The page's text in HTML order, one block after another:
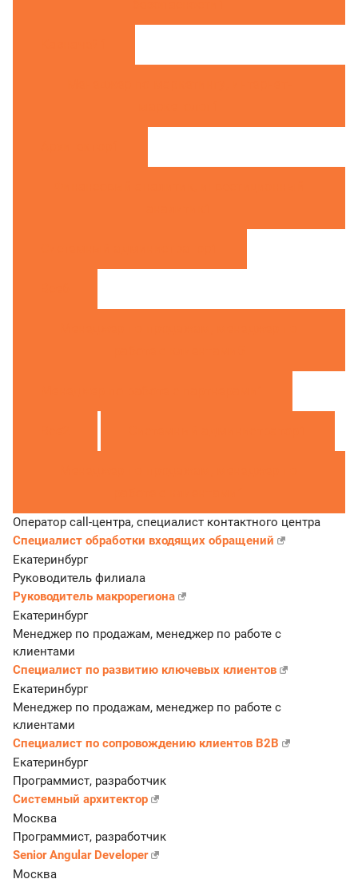
Оператор call-центра, специалист контактного центра
Специалист обработки входящих обращений
Екатеринбург
Руководитель филиала
Руководитель макрорегиона
Екатеринбург
Менеджер по продажам, менеджер по работе с
клиентами
Специалист по развитию ключевых клиентов
Екатеринбург
Менеджер по продажам, менеджер по работе с
клиентами
Специалист по сопровождению клиентов B2B
Екатеринбург
Программист, разработчик
Системный архитектор
Москва
Программист, разработчик
Senior Angular Developer
Москва